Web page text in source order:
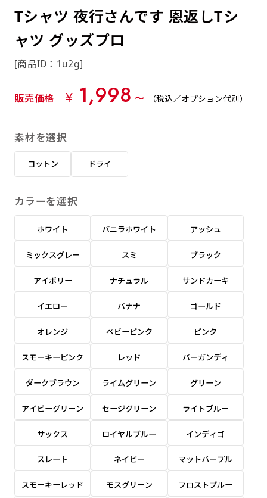
Tシャツ 夜行さんです 恩返しTシ
ャツ グッズプロ
[商品ID：1u2g]
販売価格 ¥ 1,998 〜 （税込／オプション代別）
素材を選択
コットン ドライ
カラーを選択
ホワイト バニラホワイト アッシュ
ミックスグレー スミ ブラック
アイボリー ナチュラル サンドカーキ
イエロー バナナ ゴールド
オレンジ ベビーピンク ピンク
スモーキーピンク レッド バーガンディ
ダークブラウン ライムグリーン グリーン
アイビーグリーン セージグリーン ライトブルー
サックス ロイヤルブルー インディゴ
スレート ネイビー マットパープル
スモーキーレッド モスグリーン フロストブルー
つくった、◯◯のぼり」の様に曖昧でも構い
ません。
リピート（要画像確認）［ +298円 ］
弊社よりJPG画像をお送りします。ご確認のお
入稿（AI／PSD）
購入時の案内に沿って入稿してください。［
入稿（AI／PSD）（要画像確認）［ +298円
］
弊社よりJPG画像をお送りします。ご確認のお
返事を頂いたあとに製作開始いたします。
デザイン依頼［ +3,998円 ］
イルまたは、文章でお知らせください。
文字だけのぼり［ +1,298円 ］
ご購入時の案内に沿って、文字をご指定くだ
さい。
文字だけのぼり（要画像確認）［ +1,598円
する場合があります。
セル不可となります。
名入れ［+999円］
文字のみの名入れが可能です。
名入れ（要画像確認）［+1,298円］
弊社よりJPG画像をお送りします。ご確認のお
返事を頂いたあとに製作開始いたします。
ロゴ有り名入れ［ +1,498円］
ご購入時の案内にそって、デザイン画のファ
イルまたは、文章でお知らせください。
ロゴ有り名入れ（要画像確認）［ +1,798
円］
幅は標準サイズですが高さが30cm 低いです。
近距離の歩行者や、特に女性の目線を意識したい
スリム(45x180)
飾る場所に対して、標準サイズでは大きすぎると
感じる場合や、立てる本数を増やしたい場合はこ
ちらです。
幅が15cm 狭くなっておりスリムな印象を受けま
す。
コンパクト(45x150)
あまり一般的でないサイズですが最近、注文が増
コンビニさんなどで多いです。 お店の外観の邪魔
になりづらく、狭い範囲で沢山飾れます。
幅は標準サイズですが高さが30cm 低いです。
近距離の歩行者や、特に女性の目線を意識したい
スリム(180x45)
飾る場所に対して、標準サイズでは大きすぎると
感じる場合や、立てる本数を増やしたい場合はこ
ちらです。
幅が15cm 狭くなっておりスリムな印象を受けま
す。
コンパクト(150x45)
あまり一般的でないサイズですが最近、注文が増
コンビニさんなどで多いです。 お店の外観の邪魔
になりづらく、狭い範囲で沢山飾れます。
上下チチ
チチ無し
上左チチと
上右チチと
左棒袋縫い
右棒袋縫い
（上と右）
上棒袋縫い
（上のみ）
上下棒袋縫い
（上と下）
タペストリー
加工
※パイプ紐付き
その他
※備考欄に要望をお書きください
Aバナー用チチ
（上2下2）
上左右チチ
（上と左右）
ハトメ四隅
ハトメ上4つ
（+1営業日）
ハトメ上下4つ
（+1営業日）
上棒袋縫い
（上のみ）
（上のみ） その他
※備考欄に要望をお書きください
四辺補強
ポンジをやや厚くした生地です。ポンジと比
べると約2倍の厚みがあります。タペストリー
1本（2分割）の場合だと
文字の間にスリットが入ります